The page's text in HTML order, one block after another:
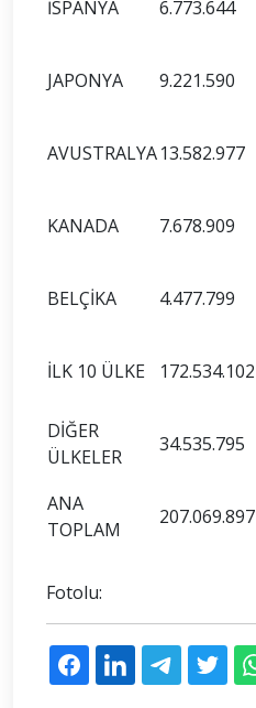
İSPANYA 6.773.644
JAPONYA 9.221.590
AVUSTRALYA13.582.977
KANADA 7.678.909
BELÇİKA 4.477.799
İLK 10 ÜLKE 172.534.102
DİĞER
ÜLKELER
34.535.795
ANA
TOPLAM
207.069.897
Fotolu: